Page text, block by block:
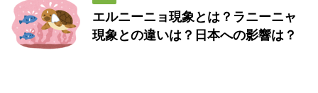
エルニーニョ現象とは？ラニーニャ
現象との違いは？日本への影響は？